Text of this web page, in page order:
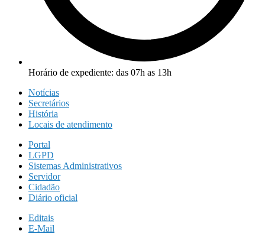
Horário de expediente: das 07h as 13h
Notícias
Secretários
História
Locais de atendimento
Portal
LGPD
Sistemas Administrativos
Servidor
Cidadão
Diário oficial
Editais
E-Mail